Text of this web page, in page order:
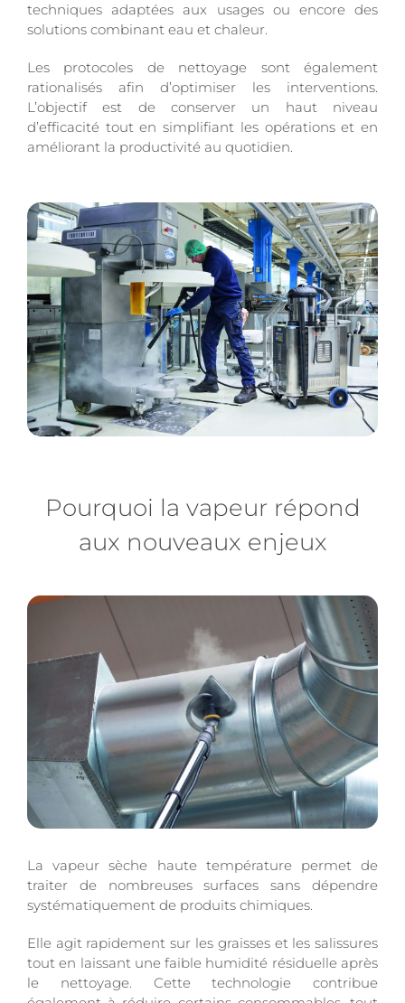
techniques adaptées aux usages ou encore des
solutions combinant eau et chaleur.
Les protocoles de nettoyage sont également
rationalisés afin d’optimiser les interventions.
L’objectif est de conserver un haut niveau
d’efficacité tout en simplifiant les opérations et en
améliorant la productivité au quotidien.
Pourquoi la vapeur répond
aux nouveaux enjeux
La vapeur sèche haute température permet de
traiter de nombreuses surfaces sans dépendre
systématiquement de produits chimiques.
Elle agit rapidement sur les graisses et les salissures
tout en laissant une faible humidité résiduelle après
le nettoyage. Cette technologie contribue